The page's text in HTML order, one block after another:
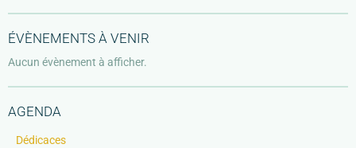
ÉVÈNEMENTS À VENIR
Aucun évènement à afficher.
AGENDA
Dédicaces